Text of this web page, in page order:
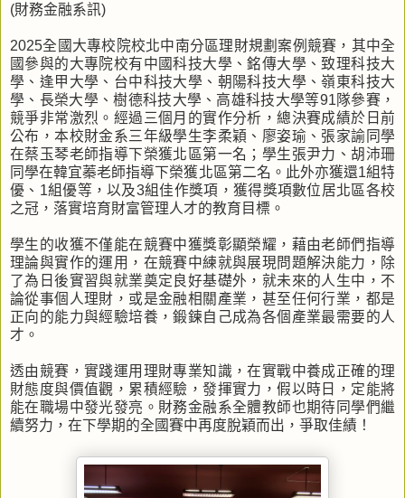
(財務金融系訊)
2025全國大專校院校北中南分區理財規劃案例競賽，其中全
國參與的大專院校有中國科技大學、銘傳大學、致理科技大
學、逢甲大學、台中科技大學、朝陽科技大學、嶺東科技大
學、長榮大學、樹德科技大學、高雄科技大學等91隊參賽，
競爭非常激烈。經過三個月的實作分析，總決賽成績於日前
公布，本校財金系三年級學生李柔穎、廖姿瑜、張家諭同學
在蔡玉琴老師指導下榮獲北區第一名；學生張尹力、胡沛珊
同學在韓宜蓁老師指導下榮獲北區第二名。此外亦獲還1組特
優、1組優等，以及3組佳作獎項，獲得獎項數位居北區各校
之冠，落實培育財富管理人才的教育目標。
學生的收獲不僅能在競賽中獲獎彰顯榮耀，藉由老師們指導
理論與實作的運用，在競賽中練就與展現問題解決能力，除
了為日後實習與就業奠定良好基礎外，就未來的人生中，不
論從事個人理財，或是金融相關產業，甚至任何行業，都是
正向的能力與經驗培養，鍛鍊自己成為各個產業最需要的人
才。
透由競賽，實踐運用理財專業知識，在實戰中養成正確的理
財態度與價值觀，累積經驗，發揮實力，假以時日，定能將
能在職場中發光發亮。財務金融系全體教師也期待同學們繼
續努力，在下學期的全國賽中再度脫穎而出，爭取佳績！